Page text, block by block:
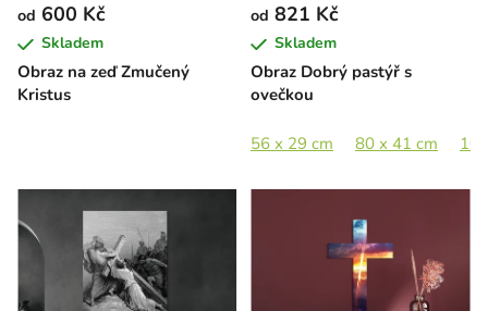
Obraz na zeď Zmučený
Kristus
od 600 Kč
Skladem
Obraz Dobrý pastýř s
ovečkou
od 821 Kč
Skladem
56 x 29 cm 80 x 41 cm